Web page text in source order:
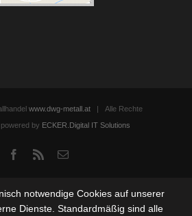
www.dwg-metall.at | Alle Rechte
by ECKER.Digital IT Solutions
Facebook
Rss Email
notwendige Cookies auf unserer
Dienste. Standardmäßig sind alle